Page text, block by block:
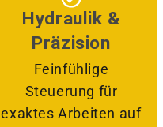
Hydraulik &
Präzision
Feinfühlige
Steuerung für
exaktes Arbeiten auf